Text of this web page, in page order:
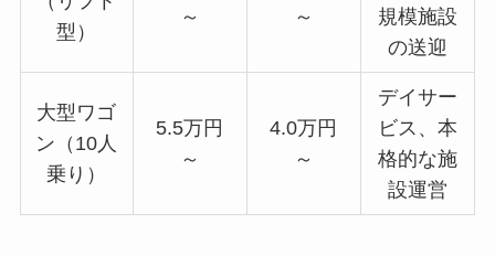
型）
～
～
規模施設
の送迎
大型ワゴ
ン（10人
乗り）
5.5万円
～
4.0万円
～
デイサー
ビス、本
格的な施
設運営